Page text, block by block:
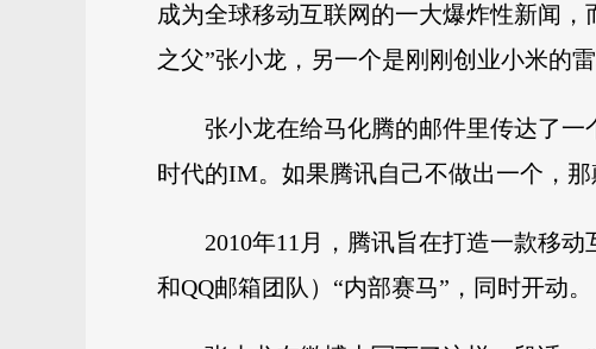
成为全球移动互联网的一大爆炸性新闻
之父”张小龙，另一个是刚刚创业小米的雷
张小龙在给马化腾的邮件里传达了
时代的IM。如果腾讯自己不做出一个，
2010年11月，腾讯旨在打造一款移
和QQ邮箱团队）“内部赛马”，同时开动。